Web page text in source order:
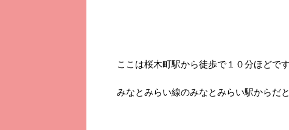
ここは桜木町駅から徒歩で１０分ほどです
みなとみらい線のみなとみらい駅からだ